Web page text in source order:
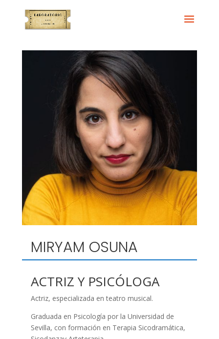
MIRYAM OSUNA
ACTRIZ Y PSICÓLOGA
Actriz, especializada en teatro musical.
Graduada en Psicología por la Universidad de
Sevilla, con formación en Terapia Sicodramática,